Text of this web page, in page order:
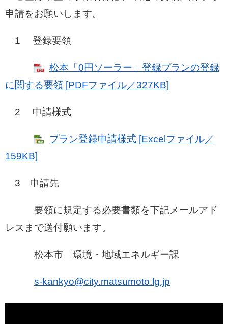
申請をお願いします。
1 登録要領
松本「0円ソーラー」登録プランの登録
に関する要領 [PDFファイル／327KB]
2 申請様式
プラン登録申請様式 [Excelファイル／
159KB]
3 申請先
要領に規定する必要書類を下記メールアド
レスまで送付願います。
松本市 環境・地域エネルギー課
s-kankyo@city.matsumoto.lg.jp